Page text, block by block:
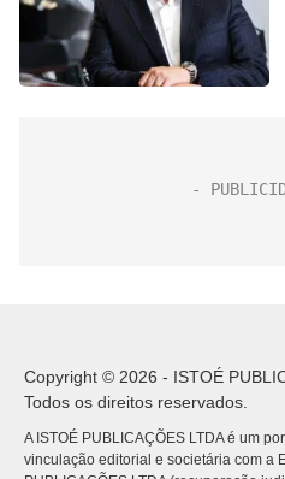
Copyright © 2026 - ISTOÉ
Todos os direitos reservados.
A ISTOÉ PUBLICAÇÕES LTDA é um
vinculação editorial e societária com a